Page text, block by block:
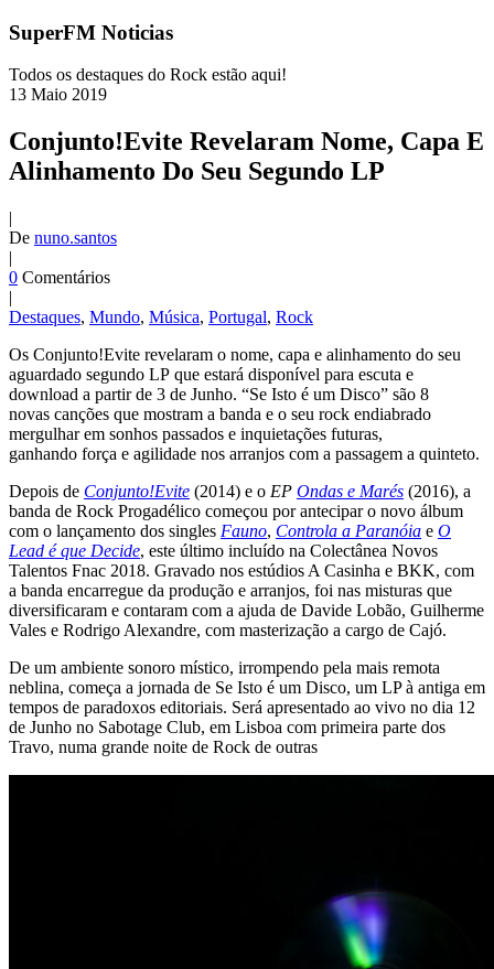
SuperFM Noticias
Todos os destaques do Rock estão aqui!
13 Maio 2019
Conjunto!Evite Revelaram Nome, Capa E
Alinhamento Do Seu Segundo LP
|
De nuno.santos
|
0 Comentários
|
Destaques, Mundo, Música, Portugal, Rock
Os Conjunto!Evite revelaram o nome, capa e alinhamento do seu
aguardado segundo LP que estará disponível para escuta e
download a partir de 3 de Junho. “Se Isto é um Disco” são 8
novas canções que mostram a banda e o seu rock endiabrado
mergulhar em sonhos passados e inquietações futuras,
ganhando força e agilidade nos arranjos com a passagem a quinteto.
Depois de Conjunto!Evite (2014) e o EP Ondas e Marés (2016), a
banda de Rock Progadélico começou por antecipar o novo álbum
com o lançamento dos singles Fauno, Controla a Paranóia e O
Lead é que Decide, este último incluído na Colectânea Novos
Talentos Fnac 2018. Gravado nos estúdios A Casinha e BKK, com
a banda encarregue da produção e arranjos, foi nas misturas que
diversificaram e contaram com a ajuda de Davide Lobão, Guilherme
Vales e Rodrigo Alexandre, com masterização a cargo de Cajó.
De um ambiente sonoro místico, irrompendo pela mais remota
neblina, começa a jornada de Se Isto é um Disco, um LP à antiga em
tempos de paradoxos editoriais. Será apresentado ao vivo no dia 12
de Junho no Sabotage Club, em Lisboa com primeira parte dos
Travo, numa grande noite de Rock de outras